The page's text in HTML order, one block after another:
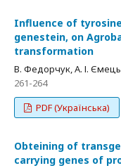
Influence of
genestein, on
transformation
В. Федорчук, А. І. Ємець
261-264
PDF (Українська)
Obteining of
carrying genes of